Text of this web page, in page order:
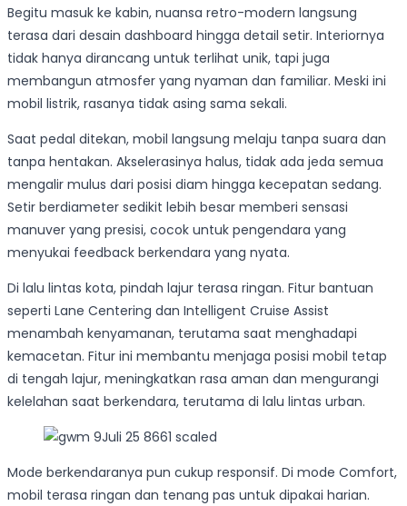
Begitu masuk ke kabin, nuansa retro-modern langsung
terasa dari desain dashboard hingga detail setir. Interiornya
tidak hanya dirancang untuk terlihat unik, tapi juga
membangun atmosfer yang nyaman dan familiar. Meski ini
mobil listrik, rasanya tidak asing sama sekali.
Saat pedal ditekan, mobil langsung melaju tanpa suara dan
tanpa hentakan. Akselerasinya halus, tidak ada jeda semua
mengalir mulus dari posisi diam hingga kecepatan sedang.
Setir berdiameter sedikit lebih besar memberi sensasi
manuver yang presisi, cocok untuk pengendara yang
menyukai feedback berkendara yang nyata.
Di lalu lintas kota, pindah lajur terasa ringan. Fitur bantuan
seperti Lane Centering dan Intelligent Cruise Assist
menambah kenyamanan, terutama saat menghadapi
kemacetan. Fitur ini membantu menjaga posisi mobil tetap
di tengah lajur, meningkatkan rasa aman dan mengurangi
kelelahan saat berkendara, terutama di lalu lintas urban.
Mode berkendaranya pun cukup responsif. Di mode Comfort,
mobil terasa ringan dan tenang pas untuk dipakai harian.